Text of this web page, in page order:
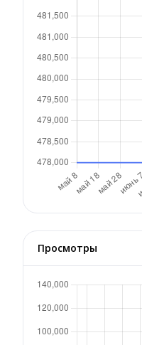
Просмотры